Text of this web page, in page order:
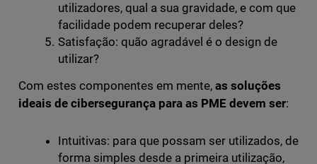
utilizadores, qual a sua gravidade, e com que
facilidade podem recuperar deles?
Satisfação: quão agradável é o design de
utilizar?
Com estes componentes em mente,as soluções
ideais de cibersegurança para as PME devem ser:
Intuitivas: para que possam ser utilizados, de
forma simples desde a primeira utilização,